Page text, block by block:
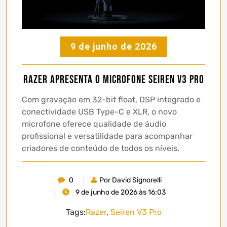
9 de junho de 2026
Razer apresenta o microfone Seiren V3 Pro
Com gravação em 32-bit float, DSP integrado e
conectividade USB Type-C e XLR, o novo
microfone oferece qualidade de áudio
profissional e versatilidade para acompanhar
criadores de conteúdo de todos os níveis.
0
Por David Signorelli
9 de junho de 2026 às 16:03
Tags:Razer, Seiren V3 Pro